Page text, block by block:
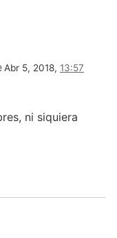
Abr 5, 2018, 13:57
ni siquiera